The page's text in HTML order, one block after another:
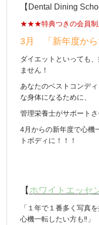
【Dental Dining
★★★特典つきの会員
3月 「新年度から
ダイエットといっても
ません！
あなたのベストコンデ
な身体になるために、
管理栄養士がサポートさ
4月からの新年度で心機
トボディに！！！
【 ホワイトエッセ
「１年で１番多く写真
心機一転したい方も‼」